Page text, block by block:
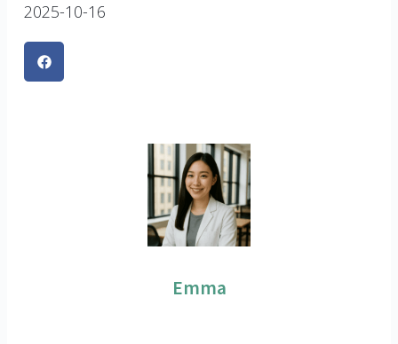
2025-10-16
Emma